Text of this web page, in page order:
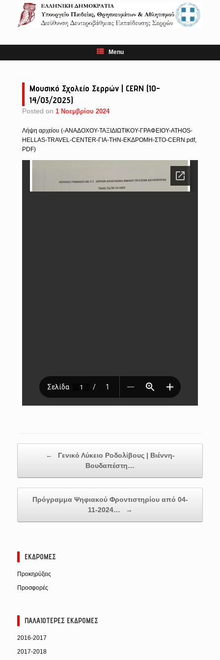
content
Menu
Μουσικό Σχολείο Σερρών | CERN (10-
14/03/2025)
Posted on 1 Νοεμβρίου 2024
Λήψη αρχείου (-ΑΝΑΔΟΧΟΥ-ΤΑΞΙΔΙΩΤΙΚΟΥ-ΓΡΑΦΕΙΟΥ-ATHOS-
HELLAS-TRAVEL-CENTER-ΓΙΑ-ΤΗΝ-ΕΚΔΡΟΜΗ-ΣΤΟ-CERN.pdf,
PDF)
←
Γενικό Λύκειο Ροδολίβους | Βιέννη-
Βουδαπέστη…
Πρόγραμμα Ψηφιακού Φροντιστηρίου από 04-
11-2024…
→
ΕΚΔΡΟΜΈΣ
Προκηρύξεις
Προσφορές
ΠΑΛΑΙΌΤΕΡΕΣ ΕΚΔΡΟΜΈΣ
2016-2017
2017-2018